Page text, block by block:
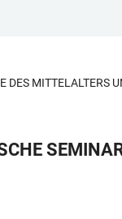
DES MITTELALTERS